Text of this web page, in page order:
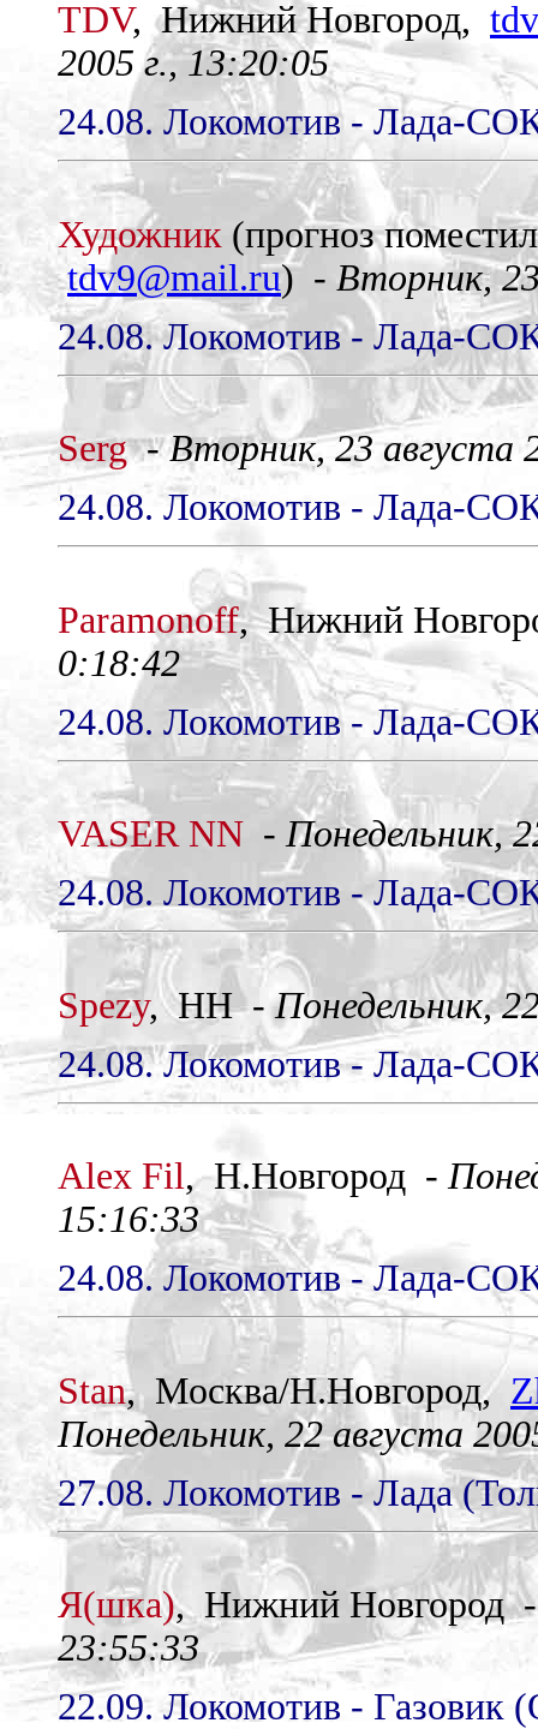
TDV, Нижний Новгород,
2005 г., 13:20:05
24.08. Локомотив - Лада-
Художник (прогноз
tdv9@mail.ru) - Вторник,
24.08. Локомотив - Лада-
Serg-Вторник, 23 августа
24.08. Локомотив - Лада-
Paramonoff, Нижний
0:18:42
24.08. Локомотив - Лада-
VASER NN -Понедельник,
24.08. Локомотив - Лада-
Spezy, НН -Понедельник,
24.08. Локомотив - Лада-
Alex Fil, Н.Новгород -
15:16:33
24.08. Локомотив - Лада-
Stan, Mocква/Н.Новгород,
Понедельник, 22 августа
27.08. Локомотив - Лада
Я(шка), Нижний Новгород
23:55:33
22.09. Локомотив - Газовик